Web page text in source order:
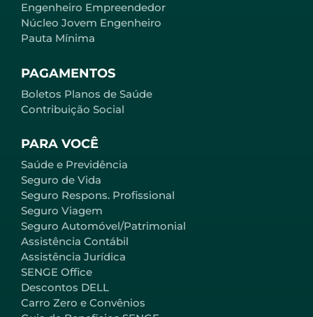
PARA VOCÊ
Saúde e Previdência
Seguro de Vida
Seguro Respons. Profissional
Seguro Viagem
Seguro Automóvel/Patrimonial
Assistência Contábil
Assistência Jurídica
SENGE Office
Descontos DELL
Carro Zero e Convênios
Engenheiro Empreendedor
Núcleo Jovem Engenheiro
Pauta Mínima
PAGAMENTOS
Boletos Planos de Saúde
Contribuição Social